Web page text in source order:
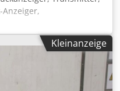
Ak Hjf -
unbenutzt Ovp -Typ: KP
-0,2 - 7,5 bar -
-Preis: pro Stück -
mm -Gewicht: 0,5 kg
Kleinanzeige